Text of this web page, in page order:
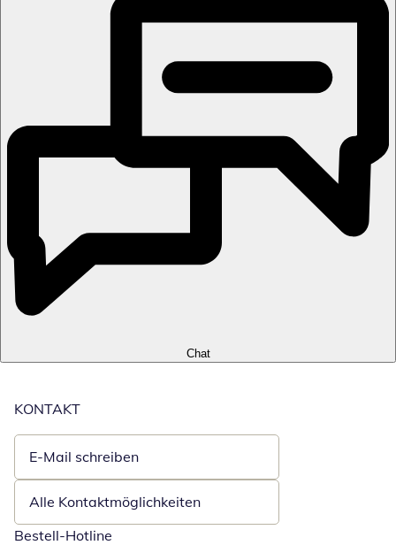
Chat
KONTAKT
E-Mail schreiben
Öffnet E-Mail-Client
Alle Kontaktmöglichkeiten
Bestell-Hotline